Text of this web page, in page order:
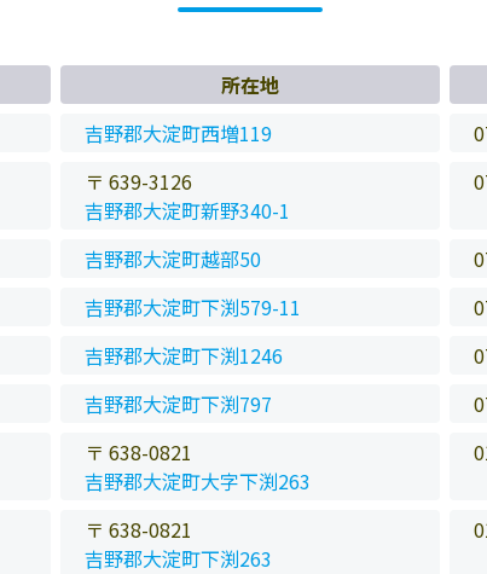
所在地
吉野郡大淀町西増119
〒 639-3126
吉野郡大淀町新野340-1
吉野郡大淀町越部50
吉野郡大淀町下渕579-11
吉野郡大淀町下渕1246
吉野郡大淀町下渕797
〒 638-0821
吉野郡大淀町大字下渕263
〒 638-0821
吉野郡大淀町下渕263